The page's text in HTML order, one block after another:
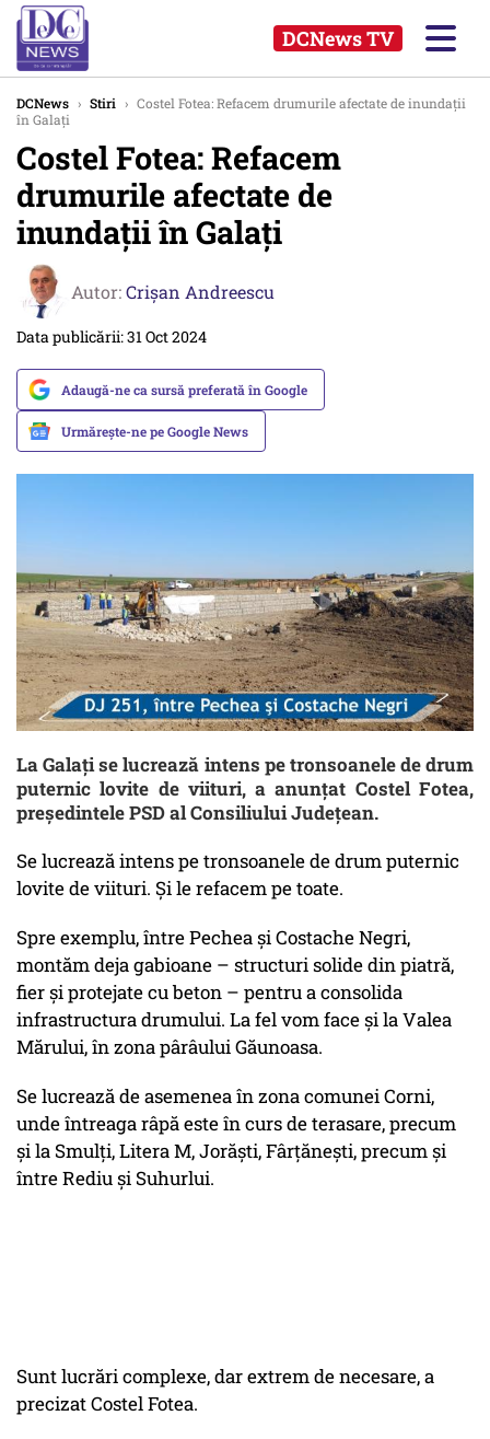
DCNews TV
DCNews › Stiri › Costel Fotea: Refacem drumurile afectate de inundații
în Galați
Costel Fotea: Refacem
drumurile afectate de
inundații în Galați
Autor:Crişan Andreescu
Data publicării: 31 Oct 2024
Adaugă-ne ca sursă preferată în Google
Urmărește-ne pe Google News
La Galați se lucrează intens pe tronsoanele de drum
puternic lovite de viituri, a anunțat Costel Fotea,
președintele PSD al Consiliului Județean.
Se lucrează intens pe tronsoanele de drum puternic
lovite de viituri. Şi le refacem pe toate.
Spre exemplu, între Pechea și Costache Negri,
montăm deja gabioane – structuri solide din piatră,
fier și protejate cu beton – pentru a consolida
infrastructura drumului. La fel vom face și la Valea
Mărului, în zona pârâului Găunoasa.
Se lucrează de asemenea în zona comunei Corni,
unde întreaga râpă este în curs de terasare, precum
și la Smulți, Litera M, Jorăști, Fârțănești, precum și
între Rediu şi Suhurlui.
Sunt lucrări complexe, dar extrem de necesare, a
precizat Costel Fotea.